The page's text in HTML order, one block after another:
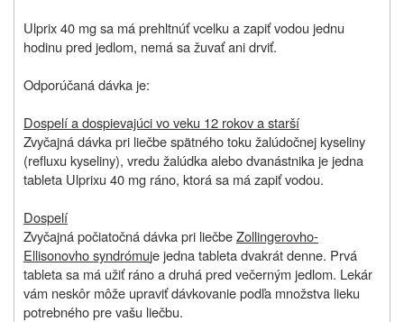
Ulprix 40 mg sa má prehltnúť vcelku a zapiť vodou jednu
hodinu pred jedlom, nemá sa žuvať ani drviť.
Odporúčaná dávka je:
Dospelí a dospievajúci vo veku 12 rokov a starší
Zvyčajná dávka pri liečbe spätného toku žalúdočnej kyseliny
(refluxu kyseliny), vredu žalúdka alebo dvanástnika je jedna
tableta Ulprixu 40 mg ráno, ktorá sa má zapiť vodou.
Dospelí
Zvyčajná počiatočná dávka pri liečbeZollingerovho-
Ellisonovho syndrómuje jedna tableta dvakrát denne. Prvá
tableta sa má užiť ráno a druhá pred večerným jedlom. Lekár
vám neskôr môže upraviť dávkovanie podľa množstva lieku
potrebného pre vašu liečbu.